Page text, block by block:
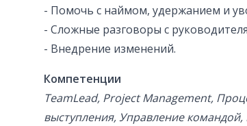
- Помочь с наймом, удержанием и
- Сложные разговоры с
- Внедрение изменений.
Компетенции
TeamLead, Project Management,
выступления, Управление